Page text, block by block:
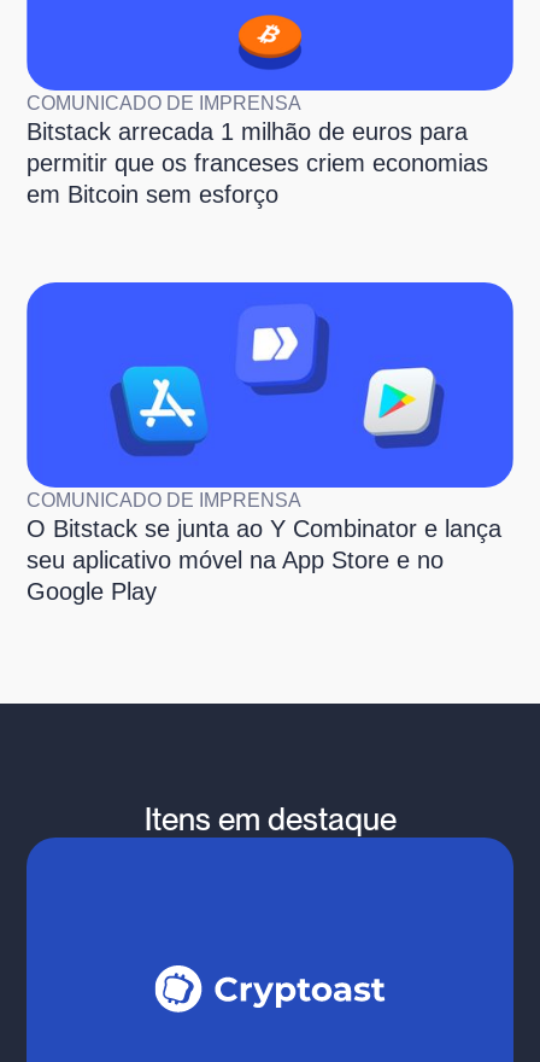
COMUNICADO DE IMPRENSA
Bitstack arrecada 1 milhão de euros para
permitir que os franceses criem economias
em Bitcoin sem esforço
COMUNICADO DE IMPRENSA
O Bitstack se junta ao Y Combinator e lança
seu aplicativo móvel na App Store e no
Google Play
Itens em destaque